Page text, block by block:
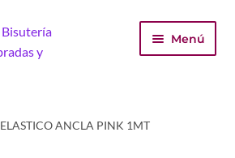
Menú
ELASTICO ANCLA PINK 1MT